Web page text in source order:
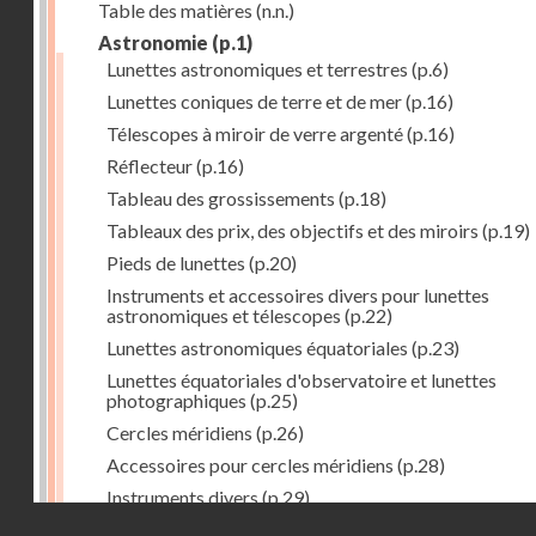
Table des matières (n.n.)
Astronomie (p.1)
Lunettes astronomiques et terrestres (p.6)
Lunettes coniques de terre et de mer(p.16)
Télescopes à miroir de verre argenté(p.16)
Réflecteur(p.16)
Tableau des grossissements (p.18)
Tableaux des prix, des objectifs et des miroirs (p.19)
Pieds de lunettes (p.20)
Instruments et accessoires divers pour lunettes
astronomiques et télescopes (p.22)
Lunettes astronomiques équatoriales (p.23)
Lunettes équatoriales d'observatoire et lunettes
photographiques (p.25)
Cercles méridiens (p.26)
Accessoires pour cercles méridiens (p.28)
Instruments divers (p.29)